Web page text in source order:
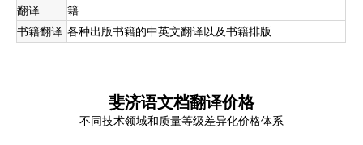
翻译
籍
书籍翻译 各种出版书籍的中英文翻译以及书籍排版
斐济语文档翻译价格
不同技术领域和质量等级差异化价格体系